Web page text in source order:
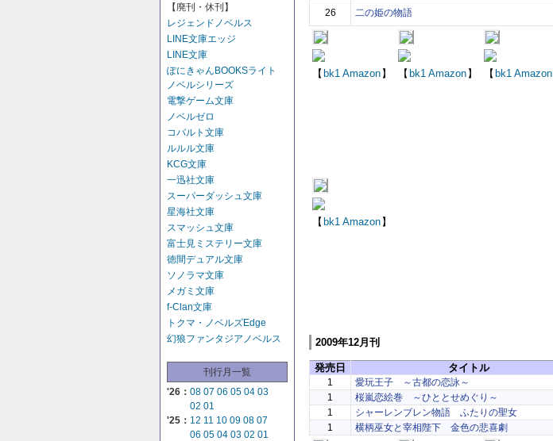
【廃刊・休刊】
レジェンドノベルス
LINE文庫エッジ
LINE文庫
ぽにきゃんBOOKSライト
ノベルシリーズ
電撃ゲーム文庫
ノベルゼロ
コバルト文庫
ルルル文庫
KCG文庫
一迅社文庫
スーパーダッシュ文庫
星海社文庫
スマッシュ文庫
富士見ミステリー文庫
徳間デュアル文庫
ソノラマ文庫
メガミ文庫
f-Clan文庫
トクマ・ノベルズEdge
幻狼ファンタジアノベルス
刊行月一覧
'26： 08 07 06 05 04 03
02 01
'25： 12 11 10 09 08 07
06 05 04 03 02 01
26 二の姫の物語
【bk1 Amazon】 【bk1 Amazon】 【bk1 Amazon
【bk1 Amazon】
2009年12月刊
発売日 タイトル
1 愛玩王子 ～古都の恋詠～
1
桜嵐恋絵巻 ～ひととせめぐり～
1
シャーレンブレン物語 ふたりの聖女
1
横柄巫女と宰相陛下 金色の悲喜劇